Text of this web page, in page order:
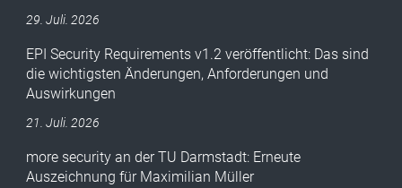
29. Juli. 2026
EPI Security Requirements v1.2 veröffentlicht: Das sind
die wichtigsten Änderungen, Anforderungen und
Auswirkungen
21. Juli. 2026
more security an der TU Darmstadt: Erneute
Auszeichnung für Maximilian Müller